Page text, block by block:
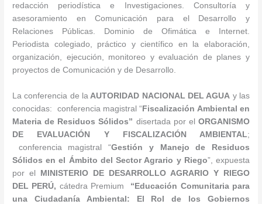
redacción periodística e Investigaciones. Consultoría y
asesoramiento en Comunicación para el Desarrollo y
Relaciones Públicas. Dominio de Ofimática e Internet.
Periodista colegiado, práctico y científico en la elaboración,
organización, ejecución, monitoreo y evaluación de planes y
proyectos de Comunicación y de Desarrollo.
La conferencia de la AUTORIDAD NACIONAL DEL AGUA y las
conocidas:
conferencia magistral “Fiscalización Ambiental en
Materia de Residuos Sólidos” disertada por el ORGANISMO
DE EVALUACIÓN Y FISCALIZACIÓN AMBIENTAL;
conferencia magistral “Gestión y Manejo de Residuos
Sólidos en el Ámbito del Sector Agrario y Riego”, expuesta
por el MINISTERIO DE DESARROLLO AGRARIO Y RIEGO
DEL PERÚ, cátedra Premium “Educación Comunitaria para
una Ciudadanía Ambiental: El Rol de los Gobiernos